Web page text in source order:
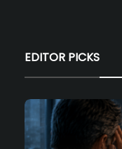
EDITOR PICKS